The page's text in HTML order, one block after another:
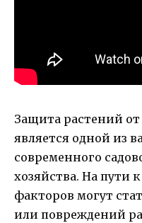
Защита растений
является одной из
современного
хозяйства. На пути
факторов могут
или повреждений